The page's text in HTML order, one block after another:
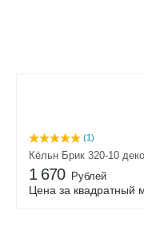
(1)
Кёльн Брик 320-10
1 670 Рублей
Цена за квадратный